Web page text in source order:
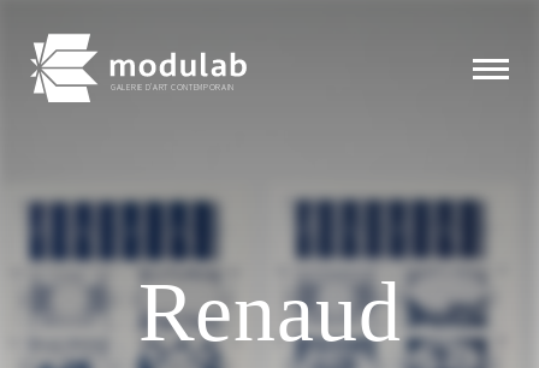
GALERIE D'ART CONTEMPORAIN
Expositions
Artistes
Renaud